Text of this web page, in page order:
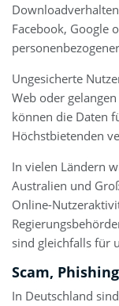
Facebook, Google
Ungesicherte
Web oder
können die Daten
Höchstbietenden
In vielen Ländern
Australien und
Online-
sind gleichfalls für
Scam,
In Deutschland